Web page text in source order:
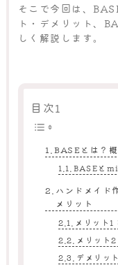
そこで今回は、
ト・デメリット、
しく解説します。
目次1
BASEとは？
BASEと
ハンドメイド
メリット
メリット
メリット
デメリッ